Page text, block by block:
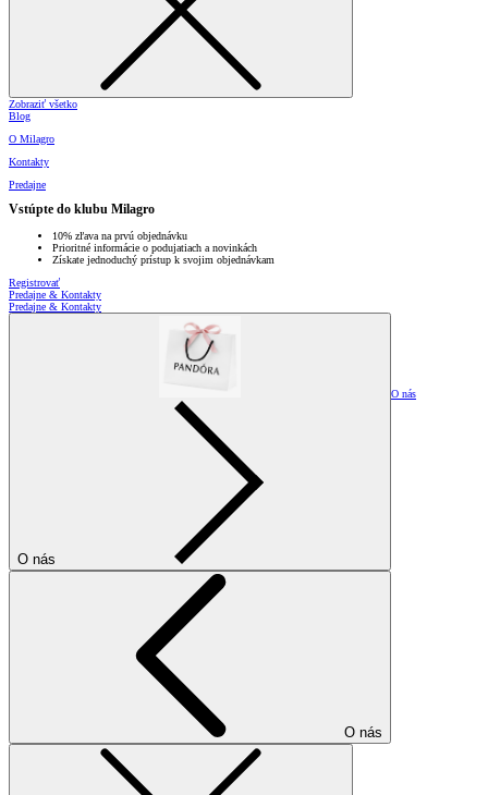
Zobraziť všetko
Blog
O Milagro
Kontakty
Predajne
Vstúpte do klubu Milagro
10% zľava na prvú objednávku
Prioritné informácie o podujatiach a novinkách
Získate jednoduchý prístup k svojim objednávkam
Registrovať
Predajne & Kontakty
Predajne & Kontakty
O nás
O nás
O nás